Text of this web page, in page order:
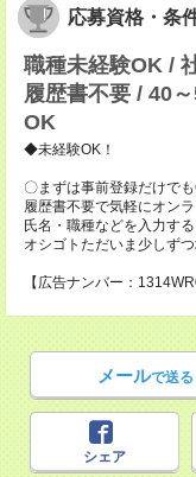
応募資格・条
職種未経験OK /
履歴書不要 / 40
OK
◆未経験OK！
〇まずは事前登録だけでも
履歴書不要で気軽にオン
氏名・職種などを入力す
オシゴトただいま少しず
【広告ナンバー：
メールで送る
シェア